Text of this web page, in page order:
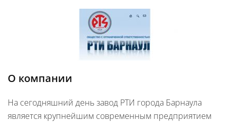
О компании
На сегодняшний день завод РТИ города Барнаула
является крупнейшим современным предприятием